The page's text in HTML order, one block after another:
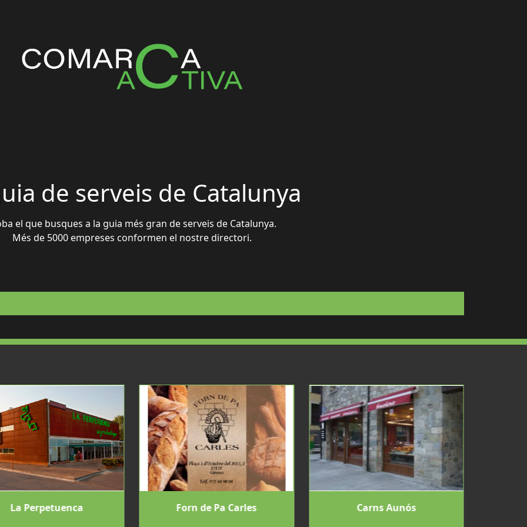
de serveis de Catalunya
el que busques a la guia més gran de serveis de Catalunya.
Més de 5000 empreses conformen el nostre directori.
La Perpetuenca Forn de Pa Carles Carns Aunós